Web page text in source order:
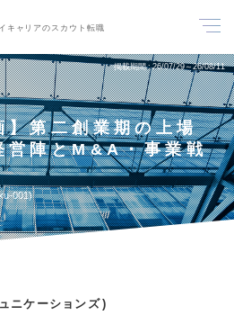
キャリアのスカウト転職
掲載期間 26/07/29～26/08/11
】第二創業期の上場
営陣とM&A・事業戦
001
ニケーションズ